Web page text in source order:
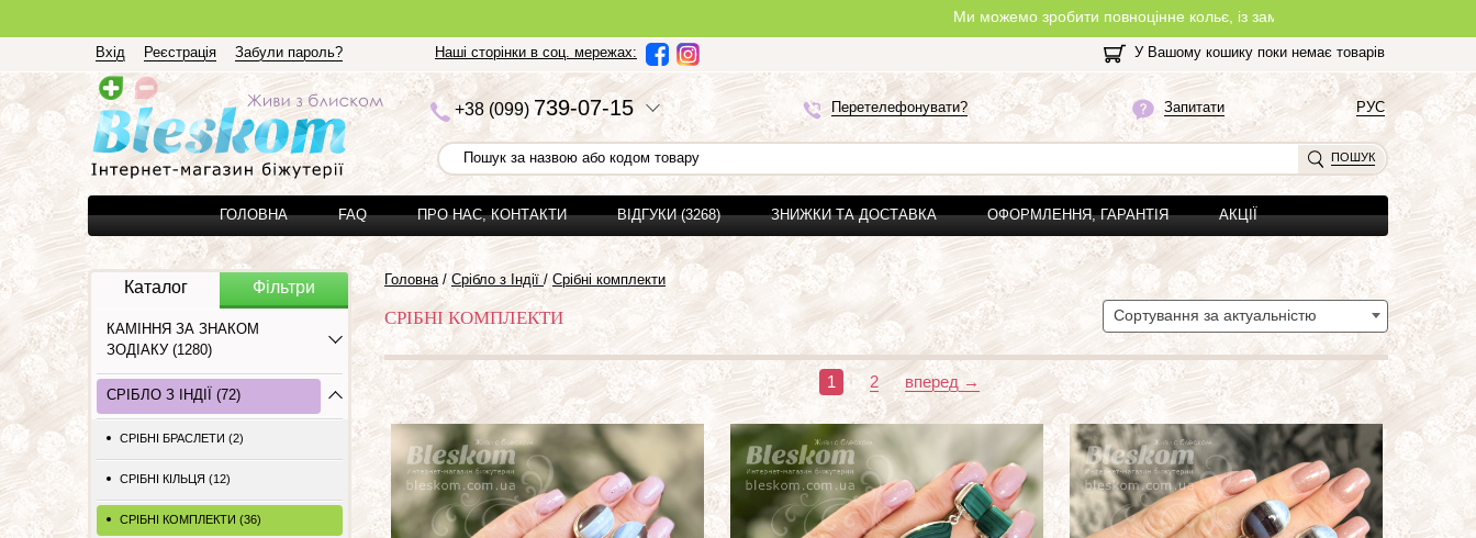
Ми можемо зробити повноцінне кольє, із замочком, з будь-якої нитки, яку Ви оберете на
Вхід Реєстрація Забули пароль? Наші сторінки в соц. мережах: У Вашому кошику поки немає товарів
+38 (099)739-07-15 Запитати
Перетелефонувати? РУС
ПОШУК
ГОЛОВНА FAQ ПРО НАС, КОНТАКТИ ВІДГУКИ (3268) ЗНИЖКИ ТА ДОСТАВКА ОФОРМЛЕННЯ, ГАРАНТІЯ АКЦІЇ
Каталог Фільтри
КАМІННЯ ЗА ЗНАКОМ
ЗОДІАКУ (1280)
СРІБЛО З ІНДІЇ (72)
СРІБНІ БРАСЛЕТИ (2)
СРІБНІ КІЛЬЦЯ (12)
СРІБНІ КОМПЛЕКТИ (36)
Головна / Срібло з Індії/ Срібні комплекти
СРІБНІ КОМПЛЕКТИ Сортування за актуальністю
1 2 вперед →